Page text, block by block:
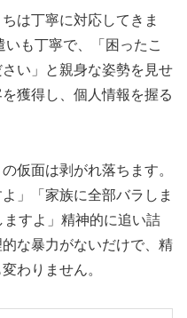
は丁寧に対応してきま
も丁寧で、「困ったこ
い」と親身な姿勢を見せ
獲得し、個人情報を握る
仮面は剥がれ落ちます。
」「家族に全部バラしま
すよ」精神的に追い詰
な暴力がないだけで、精
わりません。